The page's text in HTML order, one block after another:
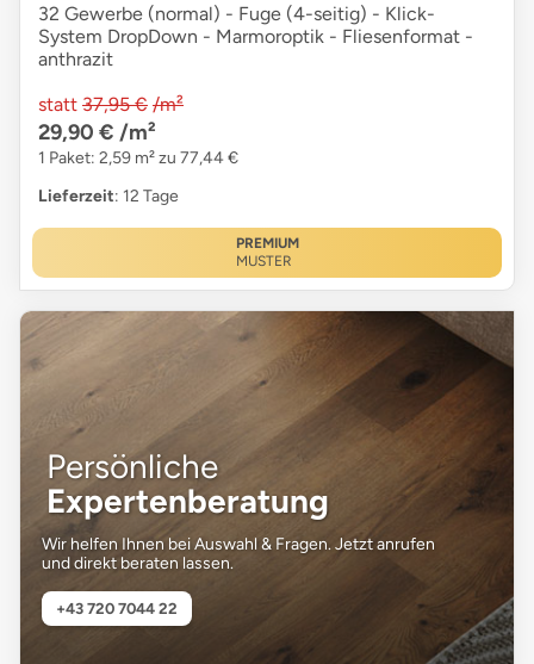
32 Gewerbe (normal) - Fuge (4-seitig) - Klick-
System DropDown - Marmoroptik - Fliesenformat -
anthrazit
statt 37,95 € /m²
29,90 € /m²
1 Paket: 2,59 m² zu 77,44 €
Lieferzeit: 12 Tage
PREMIUM
MUSTER
Persönliche
Expertenberatung
Wir helfen Ihnen bei Auswahl & Fragen. Jetzt anrufen
und direkt beraten lassen.
+43 720 7044 22